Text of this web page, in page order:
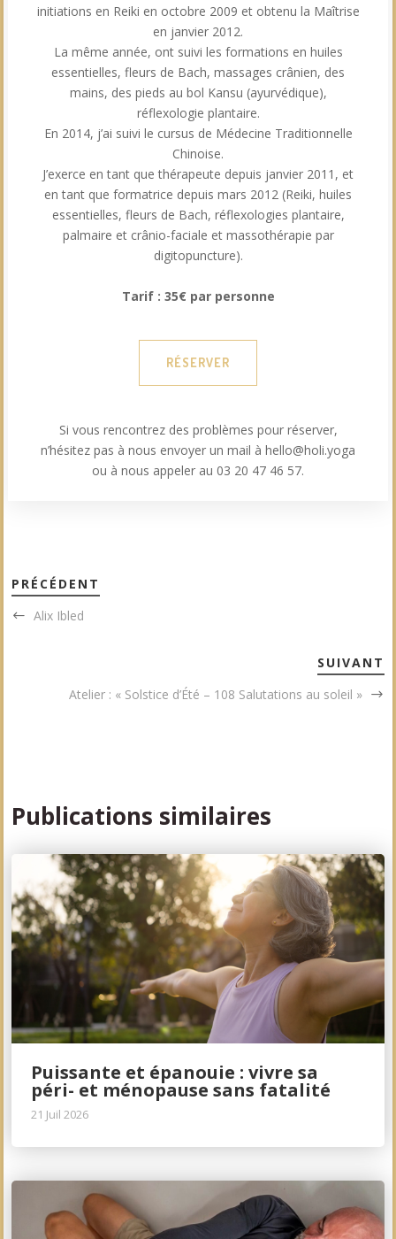
initiations en Reiki en octobre 2009 et obtenu la Maîtrise
en janvier 2012.
La même année, ont suivi les formations en huiles
essentielles, fleurs de Bach, massages crânien, des
mains, des pieds au bol Kansu (ayurvédique),
réflexologie plantaire.
En 2014, j’ai suivi le cursus de Médecine Traditionnelle
Chinoise.
J’exerce en tant que thérapeute depuis janvier 2011, et
en tant que formatrice depuis mars 2012 (Reiki, huiles
essentielles, fleurs de Bach, réflexologies plantaire,
palmaire et crânio-faciale et massothérapie par
digitopuncture).
Tarif : 35€ par personne
RÉSERVER
Si vous rencontrez des problèmes pour réserver,
n’hésitez pas à nous envoyer un mail à hello@holi.yoga
ou à nous appeler au 03 20 47 46 57.
PRÉCÉDENT
Alix Ibled
SUIVANT
Atelier : « Solstice d’Été – 108 Salutations au soleil »
Publications similaires
Puissante et épanouie : vivre sa
péri- et ménopause sans fatalité
21 Juil 2026